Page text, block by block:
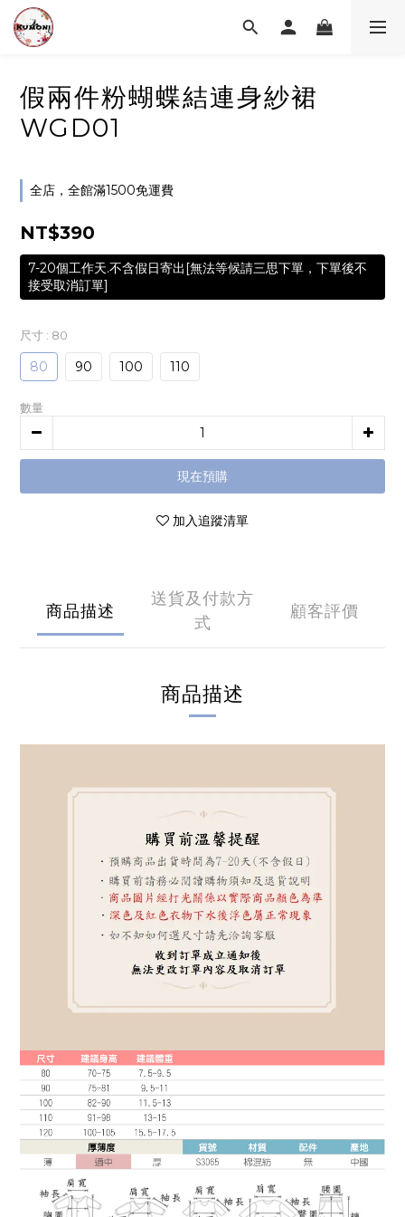
假兩件粉蝴蝶結連身紗裙
WGD01
全店，全館滿1500免運費
NT$390
7-20個工作天.不含假日寄出[無法等候請三思下單，下單後不
接受取消訂單]
尺寸 : 80
80 90 100 110
數量
現在預購
加入追蹤清單
商品描述
送貨及付款方
式
顧客評價
商品描述